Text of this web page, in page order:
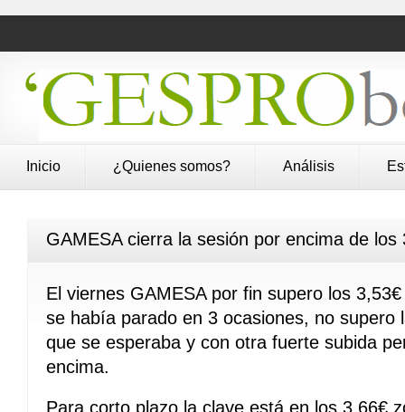
Inicio ¿Quienes somos? Análisis
GAMESA cierra la sesión por encima de los
El viernes GAMESA por fin supero los
se había parado en 3 ocasiones, no supero
que se esperaba y con otra fuerte subida
encima.
Para corto plazo la clave está en los 3,66€